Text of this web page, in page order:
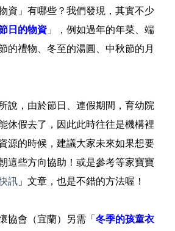
資」有哪些？我們發現，其實不少
日的物資 」，例如過年的年菜、端
的禮物、冬至的湯圓、中秋節的月
說，由於節日、連假期間，育幼院
休假去了，因此此時往往是機構裡
源的時候，建議大家未來如果想要
這些方向協助！或是參考等家寶寶
訊 」文章，也是不錯的方法喔！
協會（宜蘭）另需「 冬季的孩童衣